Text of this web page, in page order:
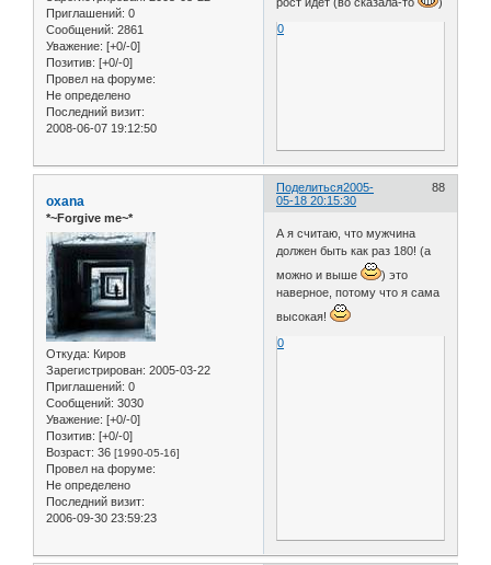
Приглашений: 0
Сообщений: 2861
Уважение: [+0/-0]
Позитив: [+0/-0]
Провел на форуме:
Не определено
Последний визит:
2008-06-07 19:12:50
0
Поделиться 88
2005-
05-18 20:15:30
oxana
*~Forgive me~*
Откуда: Киров
Зарегистрирован: 2005-03-22
Приглашений: 0
Сообщений: 3030
Уважение: [+0/-0]
Позитив: [+0/-0]
Возраст: 36 [1990-05-16]
Провел на форуме:
Не определено
Последний визит:
2006-09-30 23:59:23
А я считаю, что мужчина
должен быть как раз 180! (а
можно и выше
) это
наверное, потому что я сама
высокая!
0